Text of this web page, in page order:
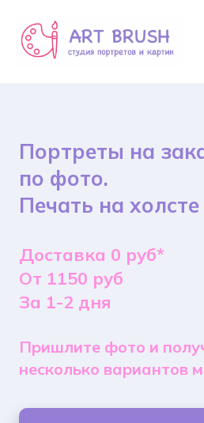
Портреты на
по фото.
Печать на
Доставка 0 руб*
От 1150 руб
За 1-2 дня
Пришлите фото и
несколько вариантов